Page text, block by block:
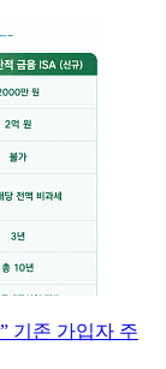
기존 가입자 주